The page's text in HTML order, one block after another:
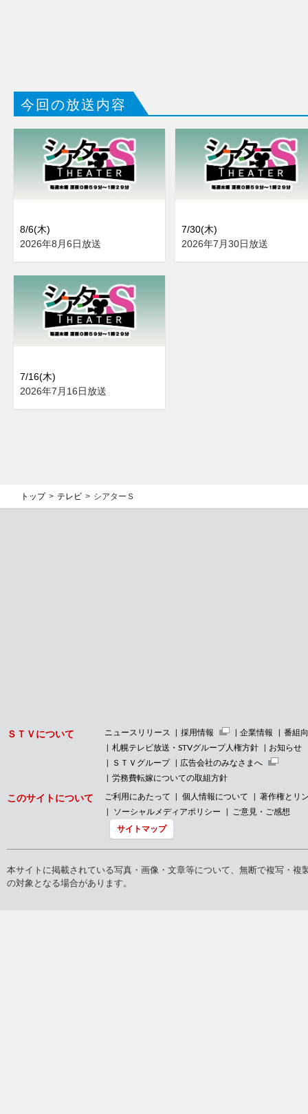
今回の放送内容
8/6(木)
2026年8月6日放送
7/30(木)
2026年7月30日放送
7/16(木)
2026年7月16日放送
トップ テレビ シアターＳ
ＳＴＶについて ニュースリリース 採用情報 企業情報
番組
札幌テレビ放送・STVグループ人権方針
お知らせ
ＳＴＶグループ
広告会社のみなさまへ
労務費転嫁についての取組方針
このサイトについて ご利用にあたって 個人情報について
著作権とリ
ソーシャルメディアポリシー
ご意見・ご感想
サイトマップ
本サイトに掲載されている写真・画像・文章等について、無断で複写・
の対象となる場合があります。